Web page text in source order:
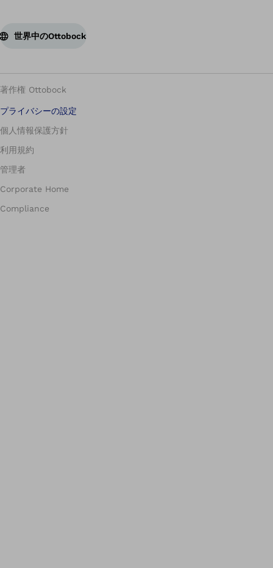
世界中のOttobock
著作権 Ottobock
プライバシーの設定
個人情報保護方針
利用規約
管理者
Corporate Home
Compliance